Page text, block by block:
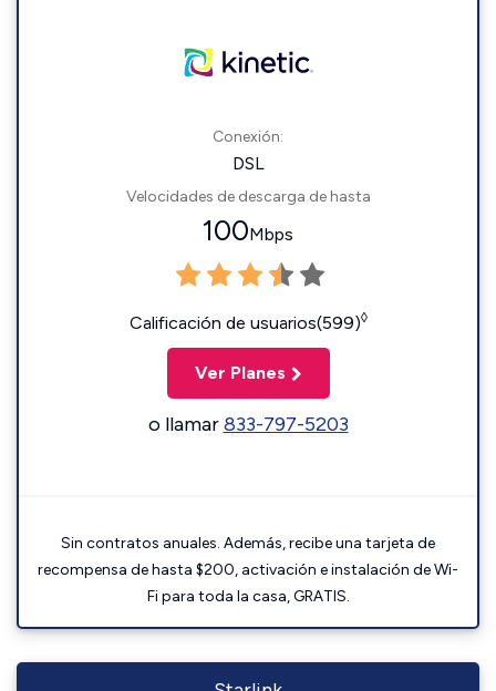
Conexión:
DSL
Velocidades de descarga de hasta
100Mbps
Calificación de usuarios(599)◊
Ver Planes
o llamar833-797-5203
Sin contratos anuales. Además, recibe una tarjeta de
recompensa de hasta $200, activación e instalación de Wi-
Fi para toda la casa, GRATIS.